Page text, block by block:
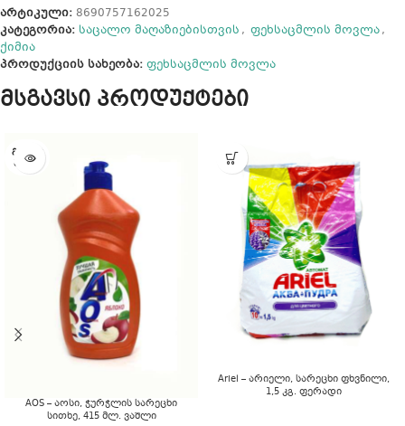
არტიკული: 8690757162025
კატეგორია: საცალო მაღაზიებისთვის , ფეხსაცმლის მოვლა,
ქიმია
პროდუქციის სახეობა: ფეხსაცმლის მოვლა
მსგავსი პროდუქტები
ᲒᲐᲧᲘᲓ
ᲣᲚᲘᲐ
AOS – აოსი, ჭურჭლის სარეცხი
სითხე, 415 მლ. ვაშლი
Ariel – არიელი, სარეცხი ფხვნილი,
1,5 კგ. ფერადი